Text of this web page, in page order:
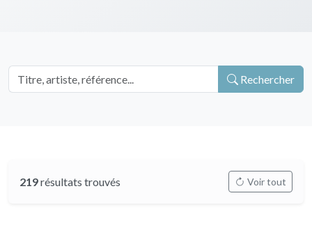
Rechercher
219résultats trouvés Voir tout